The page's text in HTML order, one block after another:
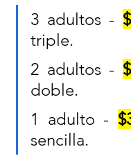
3 adultos -
triple.
2 adultos -
doble.
1 adulto -
sencilla.